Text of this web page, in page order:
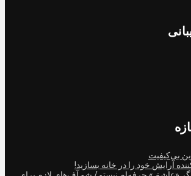
بی‌کیفیت
آرایش خود را در خانه بسازید!